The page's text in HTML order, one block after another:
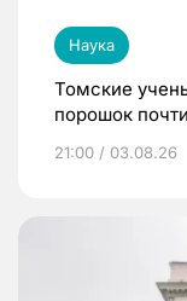
Наука
Томские
порошок
21:00 / 03.08.26